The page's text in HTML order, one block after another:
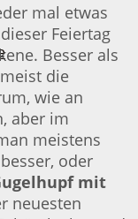
mal etwas
Feiertag
Besser als
die
wie an
aber im
meistens
oder
mit
neuesten